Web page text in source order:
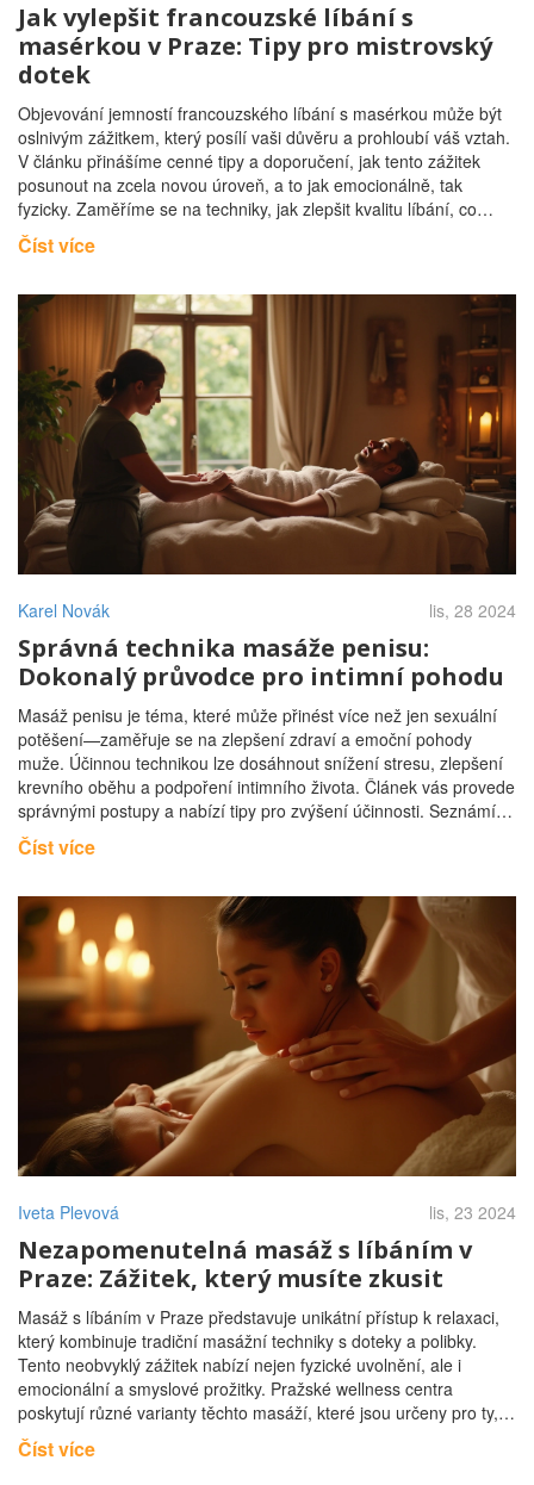
Jak vylepšit francouzské líbání s
masérkou v Praze: Tipy pro mistrovský
dotek
Objevování jemností francouzského líbání s masérkou může být
oslnivým zážitkem, který posílí vaši důvěru a prohloubí váš vztah.
V článku přinášíme cenné tipy a doporučení, jak tento zážitek
posunout na zcela novou úroveň, a to jak emocionálně, tak
fyzicky. Zaměříme se na techniky, jak zlepšit kvalitu líbání, co
zohlednit v podobě komunikace a jak atmosféru udělat co
nejpříjemnější. V Praze se nabízí řada možností pro ty, kteří
Číst více
Karel Novák lis, 28 2024
Správná technika masáže penisu:
Dokonalý průvodce pro intimní pohodu
Masáž penisu je téma, které může přinést více než jen sexuální
potěšení—zaměřuje se na zlepšení zdraví a emoční pohody
muže. Účinnou technikou lze dosáhnout snížení stresu, zlepšení
krevního oběhu a podpoření intimního života. Článek vás provede
správnými postupy a nabízí tipy pro zvýšení účinnosti. Seznámíte
se také s jejími přínosy pro celkový pocit blaha a partnerské
soužití.
Číst více
Iveta Plevová lis, 23 2024
Nezapomenutelná masáž s líbáním v
Praze: Zážitek, který musíte zkusit
Masáž s líbáním v Praze představuje unikátní přístup k relaxaci,
který kombinuje tradiční masážní techniky s doteky a polibky.
Tento neobvyklý zážitek nabízí nejen fyzické uvolnění, ale i
emocionální a smyslové prožitky. Pražské wellness centra
poskytují různé varianty těchto masáží, které jsou určeny pro ty,
kteří hledají odlišný druh regenerace těla a mysli. V článku se
dozvíte, jak probíhá masáž s líbáním, její výhody a jak si vybrat
Číst více